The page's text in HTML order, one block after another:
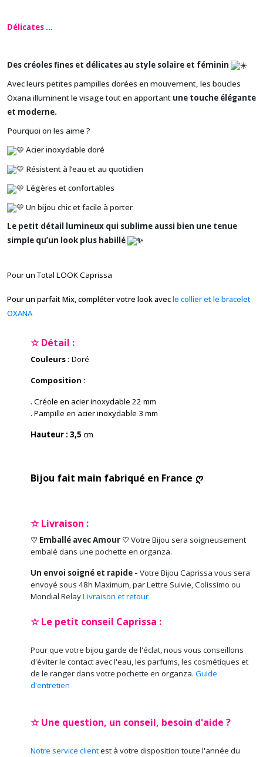
Délicates ...
Des créoles fines et délicates au style solaire et féminin
Avec leurs petites pampilles dorées en mouvement, les boucles
Oxana illuminent le visage tout en apportant une touche élégante
et moderne.
Pourquoi on les aime ?
Acier inoxydable doré
Résistent à l’eau et au quotidien
Légères et confortables
Un bijou chic et facile à porter
Le petit détail lumineux qui sublime aussi bien une tenue
simple qu’un look plus habillé
Pour un Total LOOK Caprissa
Pour un parfait Mix, compléter votre look avecle collier et le bracelet
OXANA
☆ Détail :
Couleurs : Doré
Composition :
. Créole en acier inoxydable 22 mm
. Pampille en acier inoxydable 3 mm
Hauteur : 3,5 cm
Bijou fait main fabriqué en France ღ
☆ Livraison :
♡ Emballé avec Amour ♡ Votre Bijou sera soigneusement
embalé dans une pochette en organza.
Un envoi soigné et rapide - Votre Bijou Caprissa vous sera
envoyé sous 48h Maximum, par Lettre Suivie, Colissimo ou
Mondial RelayLivraison et retour
☆ Le petit conseil Caprissa :
Pour que votre bijou garde de l'éclat, nous vous conseillons
d'éviter le contact avec l'eau, les parfums, les cosmétiques et
de le ranger dans votre pochette en organza. Guide
d'entretien
☆ Une question, un conseil, besoin d'aide ?
Notre service clientest à votre disposition toute l'année du